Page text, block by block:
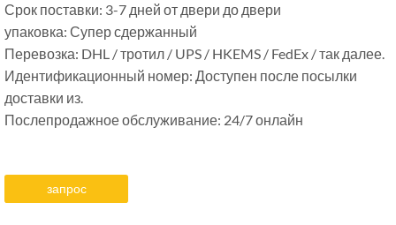
Срок поставки: 3-7 дней от двери до двери
упаковка: Супер сдержанный
Перевозка: DHL / тротил / UPS / HKEMS / FedEx / так далее.
Идентификационный номер: Доступен после посылки
доставки из.
Послепродажное обслуживание: 24/7 онлайн
запрос